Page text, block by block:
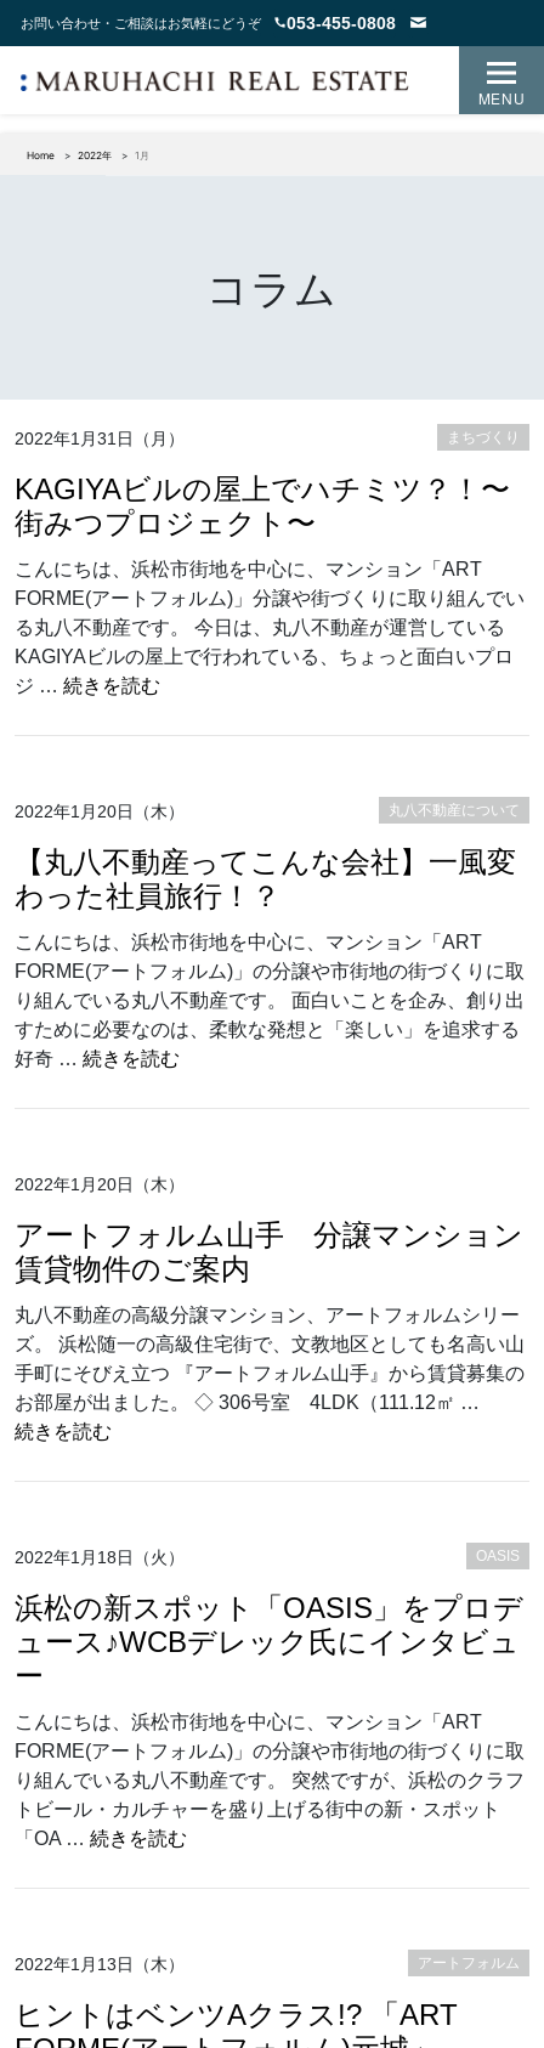
お問い合わせ・ご相談はお気軽にどうぞ 053-455-0808
MENU
Home 2022年 1月
コラム
2022年1月31日（月） まちづくり
KAGIYAビルの屋上でハチミツ？！〜
街みつプロジェクト〜
こんにちは、浜松市街地を中心に、マンション「ART
FORME(アートフォルム)」分譲や街づくりに取り組んでい
る丸八不動産です。 今日は、丸八不動産が運営している
KAGIYAビルの屋上で行われている、ちょっと面白いプロ
ジ … 続きを読む
2022年1月20日（木） 丸八不動産について
【丸八不動産ってこんな会社】一風変
わった社員旅行！？
こんにちは、浜松市街地を中心に、マンション「ART
FORME(アートフォルム)」の分譲や市街地の街づくりに取
り組んでいる丸八不動産です。 面白いことを企み、創り出
すために必要なのは、柔軟な発想と「楽しい」を追求する
好奇 … 続きを読む
2022年1月20日（木）
アートフォルム山手 分譲マンション
賃貸物件のご案内
丸八不動産の高級分譲マンション、アートフォルムシリー
ズ。 浜松随一の高級住宅街で、文教地区としても名高い山
手町にそびえ立つ 『アートフォルム山手』から賃貸募集の
お部屋が出ました。 ◇ 306号室 4LDK（111.12㎡ …
続きを読む
2022年1月18日（火） OASIS
浜松の新スポット「OASIS」をプロデ
ュース♪WCBデレック氏にインタビュ
ー
こんにちは、浜松市街地を中心に、マンション「ART
FORME(アートフォルム)」の分譲や市街地の街づくりに取
り組んでいる丸八不動産です。 突然ですが、浜松のクラフ
トビール・カルチャーを盛り上げる街中の新・スポット
「OA … 続きを読む
2022年1月13日（木） アートフォルム
ヒントはベンツAクラス!? 「ART